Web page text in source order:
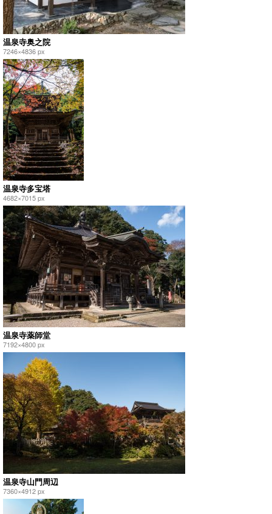
温泉寺奥之院
7246×4836 px
温泉寺多宝塔
4682×7015 px
温泉寺薬師堂
7192×4800 px
温泉寺山門周辺
7360×4912 px